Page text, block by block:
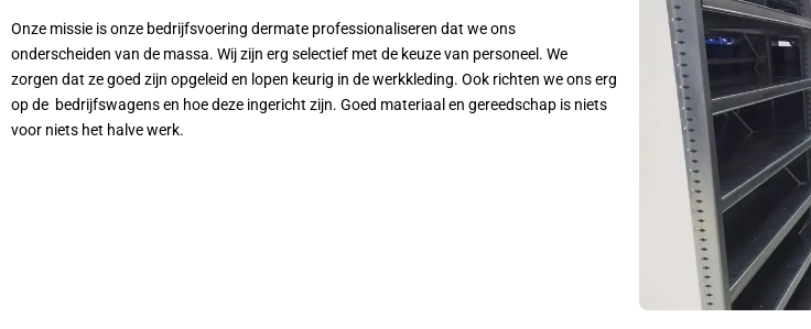
Onze missie is onze bedrijfsvoering dermate professionaliseren dat we ons
onderscheiden van de massa. Wij zijn erg selectief met de keuze van personeel. We
zorgen dat ze goed zijn opgeleid en lopen keurig in de werkkleding. Ook richten we ons erg
op de bedrijfswagens en hoe deze ingericht zijn. Goed materiaal en gereedschap is niets
voor niets het halve werk.